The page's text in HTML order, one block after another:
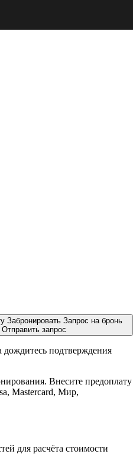
Забронировать Запрос на бронь
Отправить запрос
подтверждения
Внесите предоплату
Mastercard, Мир,
для расчёта стоимости